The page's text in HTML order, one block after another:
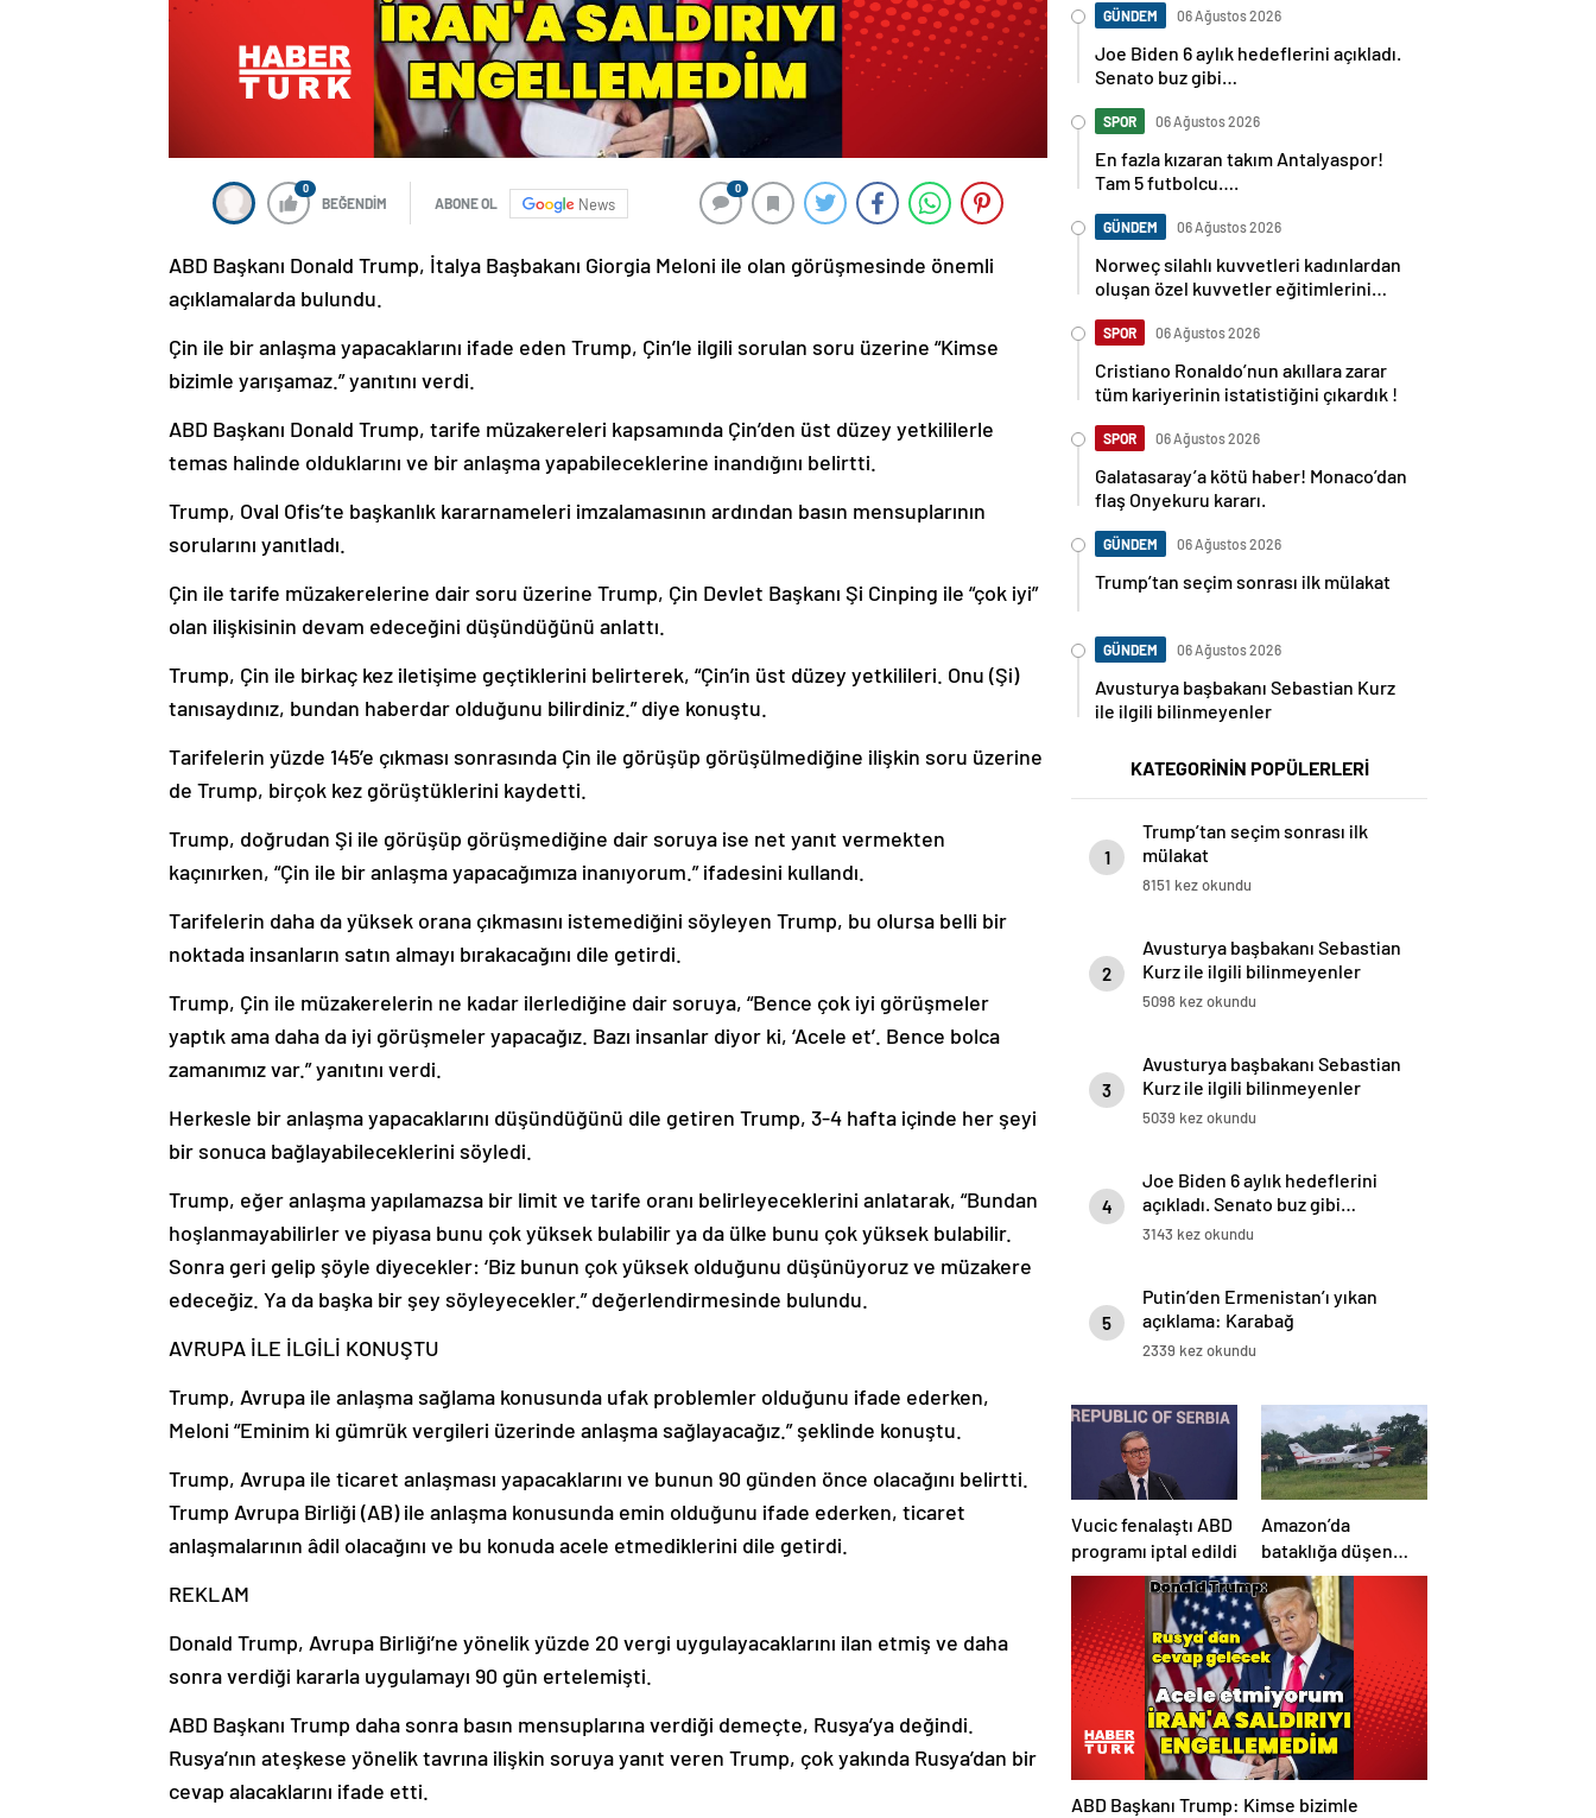
0
BEĞENDİM ABONE OL News
0
ABD Başkanı Donald Trump, İtalya Başbakanı Giorgia Meloni ile olan görüşmesinde önemli
açıklamalarda bulundu.
Çin ile bir anlaşma yapacaklarını ifade eden Trump, Çin’le ilgili sorulan soru üzerine “Kimse
bizimle yarışamaz.” yanıtını verdi.
ABD Başkanı Donald Trump, tarife müzakereleri kapsamında Çin’den üst düzey yetkililerle
temas halinde olduklarını ve bir anlaşma yapabileceklerine inandığını belirtti.
​​​​​​​Trump, Oval Ofis’te başkanlık kararnameleri imzalamasının ardından basın mensuplarının
sorularını yanıtladı.
Çin ile tarife müzakerelerine dair soru üzerine Trump, Çin Devlet Başkanı Şi Cinping ile “çok iyi”
olan ilişkisinin devam edeceğini düşündüğünü anlattı.
Trump, Çin ile birkaç kez iletişime geçtiklerini belirterek, “Çin’in üst düzey yetkilileri. Onu (Şi)
tanısaydınız, bundan haberdar olduğunu bilirdiniz.” diye konuştu.
Tarifelerin yüzde 145’e çıkması sonrasında Çin ile görüşüp görüşülmediğine ilişkin soru üzerine
de Trump, birçok kez görüştüklerini kaydetti.
Trump, doğrudan Şi ile görüşüp görüşmediğine dair soruya ise net yanıt vermekten
kaçınırken, “Çin ile bir anlaşma yapacağımıza inanıyorum.” ifadesini kullandı.
Tarifelerin daha da yüksek orana çıkmasını istemediğini söyleyen Trump, bu olursa belli bir
noktada insanların satın almayı bırakacağını dile getirdi.
Trump, Çin ile müzakerelerin ne kadar ilerlediğine dair soruya, “Bence çok iyi görüşmeler
yaptık ama daha da iyi görüşmeler yapacağız. Bazı insanlar diyor ki, ‘Acele et’. Bence bolca
zamanımız var.” yanıtını verdi.
Herkesle bir anlaşma yapacaklarını düşündüğünü dile getiren Trump, 3-4 hafta içinde her şeyi
bir sonuca bağlayabileceklerini söyledi.
Trump, eğer anlaşma yapılamazsa bir limit ve tarife oranı belirleyeceklerini anlatarak, “Bundan
hoşlanmayabilirler ve piyasa bunu çok yüksek bulabilir ya da ülke bunu çok yüksek bulabilir.
Sonra geri gelip şöyle diyecekler: ‘Biz bunun çok yüksek olduğunu düşünüyoruz ve müzakere
edeceğiz. Ya da başka bir şey söyleyecekler.” değerlendirmesinde bulundu.
AVRUPA İLE İLGİLİ KONUŞTU
Trump, Avrupa ile anlaşma sağlama konusunda ufak problemler olduğunu ifade ederken,
Meloni “Eminim ki gümrük vergileri üzerinde anlaşma sağlayacağız.” şeklinde konuştu.
Trump, Avrupa ile ticaret anlaşması yapacaklarını ve bunun 90 günden önce olacağını belirtti.
Trump Avrupa Birliği (AB) ile anlaşma konusunda emin olduğunu ifade ederken, ticaret
anlaşmalarının âdil olacağını ve bu konuda acele etmediklerini dile getirdi.
REKLAM
Donald Trump, Avrupa Birliği’ne yönelik yüzde 20 vergi uygulayacaklarını ilan etmiş ve daha
sonra verdiği kararla uygulamayı 90 gün ertelemişti.
ABD Başkanı Trump daha sonra basın mensuplarına verdiği demeçte, Rusya’ya değindi.
Rusya’nın ateşkese yönelik tavrına ilişkin soruya yanıt veren Trump, çok yakında Rusya’dan bir
cevap alacaklarını ifade etti.
GÜNDEM 06 Ağustos 2026
Joe Biden 6 aylık hedeflerini açıkladı.
Senato buz gibi…
SPOR 06 Ağustos 2026
En fazla kızaran takım Antalyaspor!
Tam 5 futbolcu….
GÜNDEM 06 Ağustos 2026
Norweç silahlı kuvvetleri kadınlardan
oluşan özel kuvvetler eğitimlerini
SPOR 06 Ağustos 2026
Cristiano Ronaldo’nun akıllara zarar
tüm kariyerinin istatistiğini çıkardık !
SPOR 06 Ağustos 2026
Galatasaray’a kötü haber! Monaco’dan
flaş Onyekuru kararı.
GÜNDEM 06 Ağustos 2026
Trump’tan seçim sonrası ilk mülakat
GÜNDEM 06 Ağustos 2026
Avusturya başbakanı Sebastian Kurz
ile ilgili bilinmeyenler
KATEGORİNİN POPÜLERLERİ
1
Trump’tan seçim sonrası ilk
mülakat
8151 kez okundu
2
Avusturya başbakanı Sebastian
Kurz ile ilgili bilinmeyenler
5098 kez okundu
3
Avusturya başbakanı Sebastian
Kurz ile ilgili bilinmeyenler
5039 kez okundu
4
Joe Biden 6 aylık hedeflerini
açıkladı. Senato buz gibi…
3143 kez okundu
5
Putin’den Ermenistan’ı yıkan
açıklama: Karabağ
Azerbaycan’ın ayrılmaz bir
2339 kez okundu
Vucic fenalaştı ABD
programı iptal edildi
Amazon’da
bataklığa düşen
uçağın yolcuları, 36
saat kurtarılmayı
bekledi
ABD Başkanı Trump: Kimse bizimle